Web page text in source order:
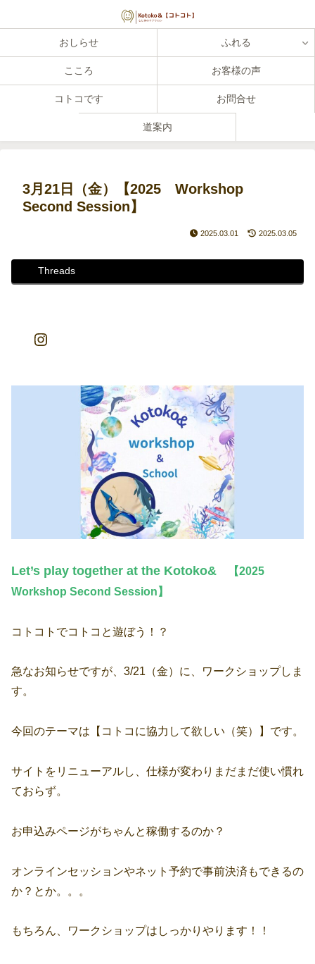
おしらせ ふれる
こころ お客様の声
コトコです お問合せ
道案内
3月21日（金）【2025 Workshop
Second Session】
2025.03.01 2025.03.05
Threads
Let’s play together at the Kotoko&
【2025
Workshop Second Session】
コトコトでコトコと遊ぼう！？
急なお知らせですが、3/21（金）に、ワークショップしま
す。
今回のテーマは【コトコに協力して欲しい（笑）】です。
サイトをリニューアルし、仕様が変わりまだまだ使い慣れ
ておらず。
お申込みページがちゃんと稼働するのか？
オンラインセッションやネット予約で事前決済もできるの
か？とか。。。
もちろん、ワークショップはしっかりやります！！